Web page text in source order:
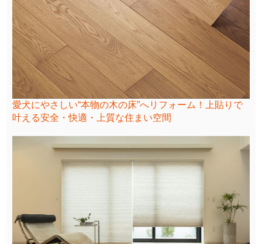
愛犬にやさしい“本物の木の床”へリフォーム！上貼りで
叶える安全・快適・上質な住まい空間